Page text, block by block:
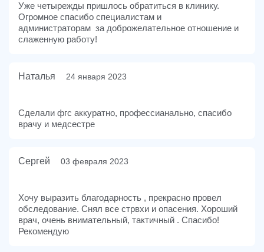
Уже четырежды пришлось обратиться в клинику.
Огромное спасибо специалистам и
администраторам за доброжелательное отношение и
слаженную работу!
Наталья 24 января 2023
Сделали фгс аккуратно, профессианально, спасибо
врачу и медсестре
Сергей 03 февраля 2023
Хочу выразить благодарность , прекрасно провел
обследование. Снял все стрвхи и опасения. Хороший
врач, очень внимательный, тактичный . Спасибо!
Рекомендую